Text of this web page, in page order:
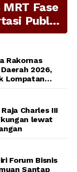
Fase
Publik
Rakornas
2026,
Lompatan
Charles III
lewat
Forum Bisnis
Santap